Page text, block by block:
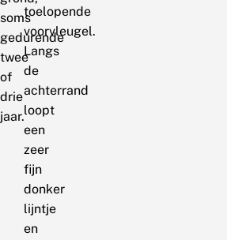
soms
gedurende
twee
of
drie
jaar.
toelopende
voorvleugel.
Langs
de
achterrand
loopt
een
zeer
fijn
donker
lijntje
en